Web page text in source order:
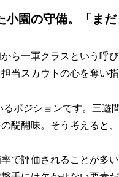
園の守備。「まだ
ら一軍クラスという呼
当スカウトの心を奪い指
るポジションです。三
醍醐味。そう考えると
で評価されることが多